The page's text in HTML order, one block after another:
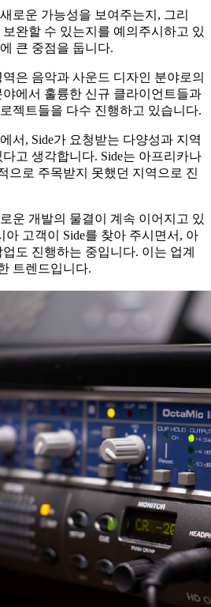
새로운 가능성을 보여주는지 , 그리
보완할 수 있는지를 예의주시하고 있
큰 중점을 둡니다.
은 음악과 사운드 디자인 분야로의
에서 훌륭한 신규 클라이언트들과
젝트들을 다수 진행하고 있습니다.
서, Side가 요청받는 다양성과 지역
고 생각합니다. Side는 아프리카나
으로 주목받지 못했던 지역으로 진
운 개발의 물결이 계속 이어지고 있
아 고객이 Side를 찾아 주시면서, 아
도 진행하는 중입니다. 이는 업계
트렌드입니다.